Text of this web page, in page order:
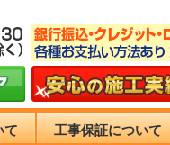
て 工事保証について